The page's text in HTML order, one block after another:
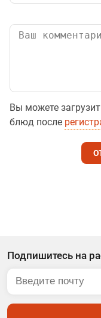
Вы можете
блюд после
Подпишитесь на